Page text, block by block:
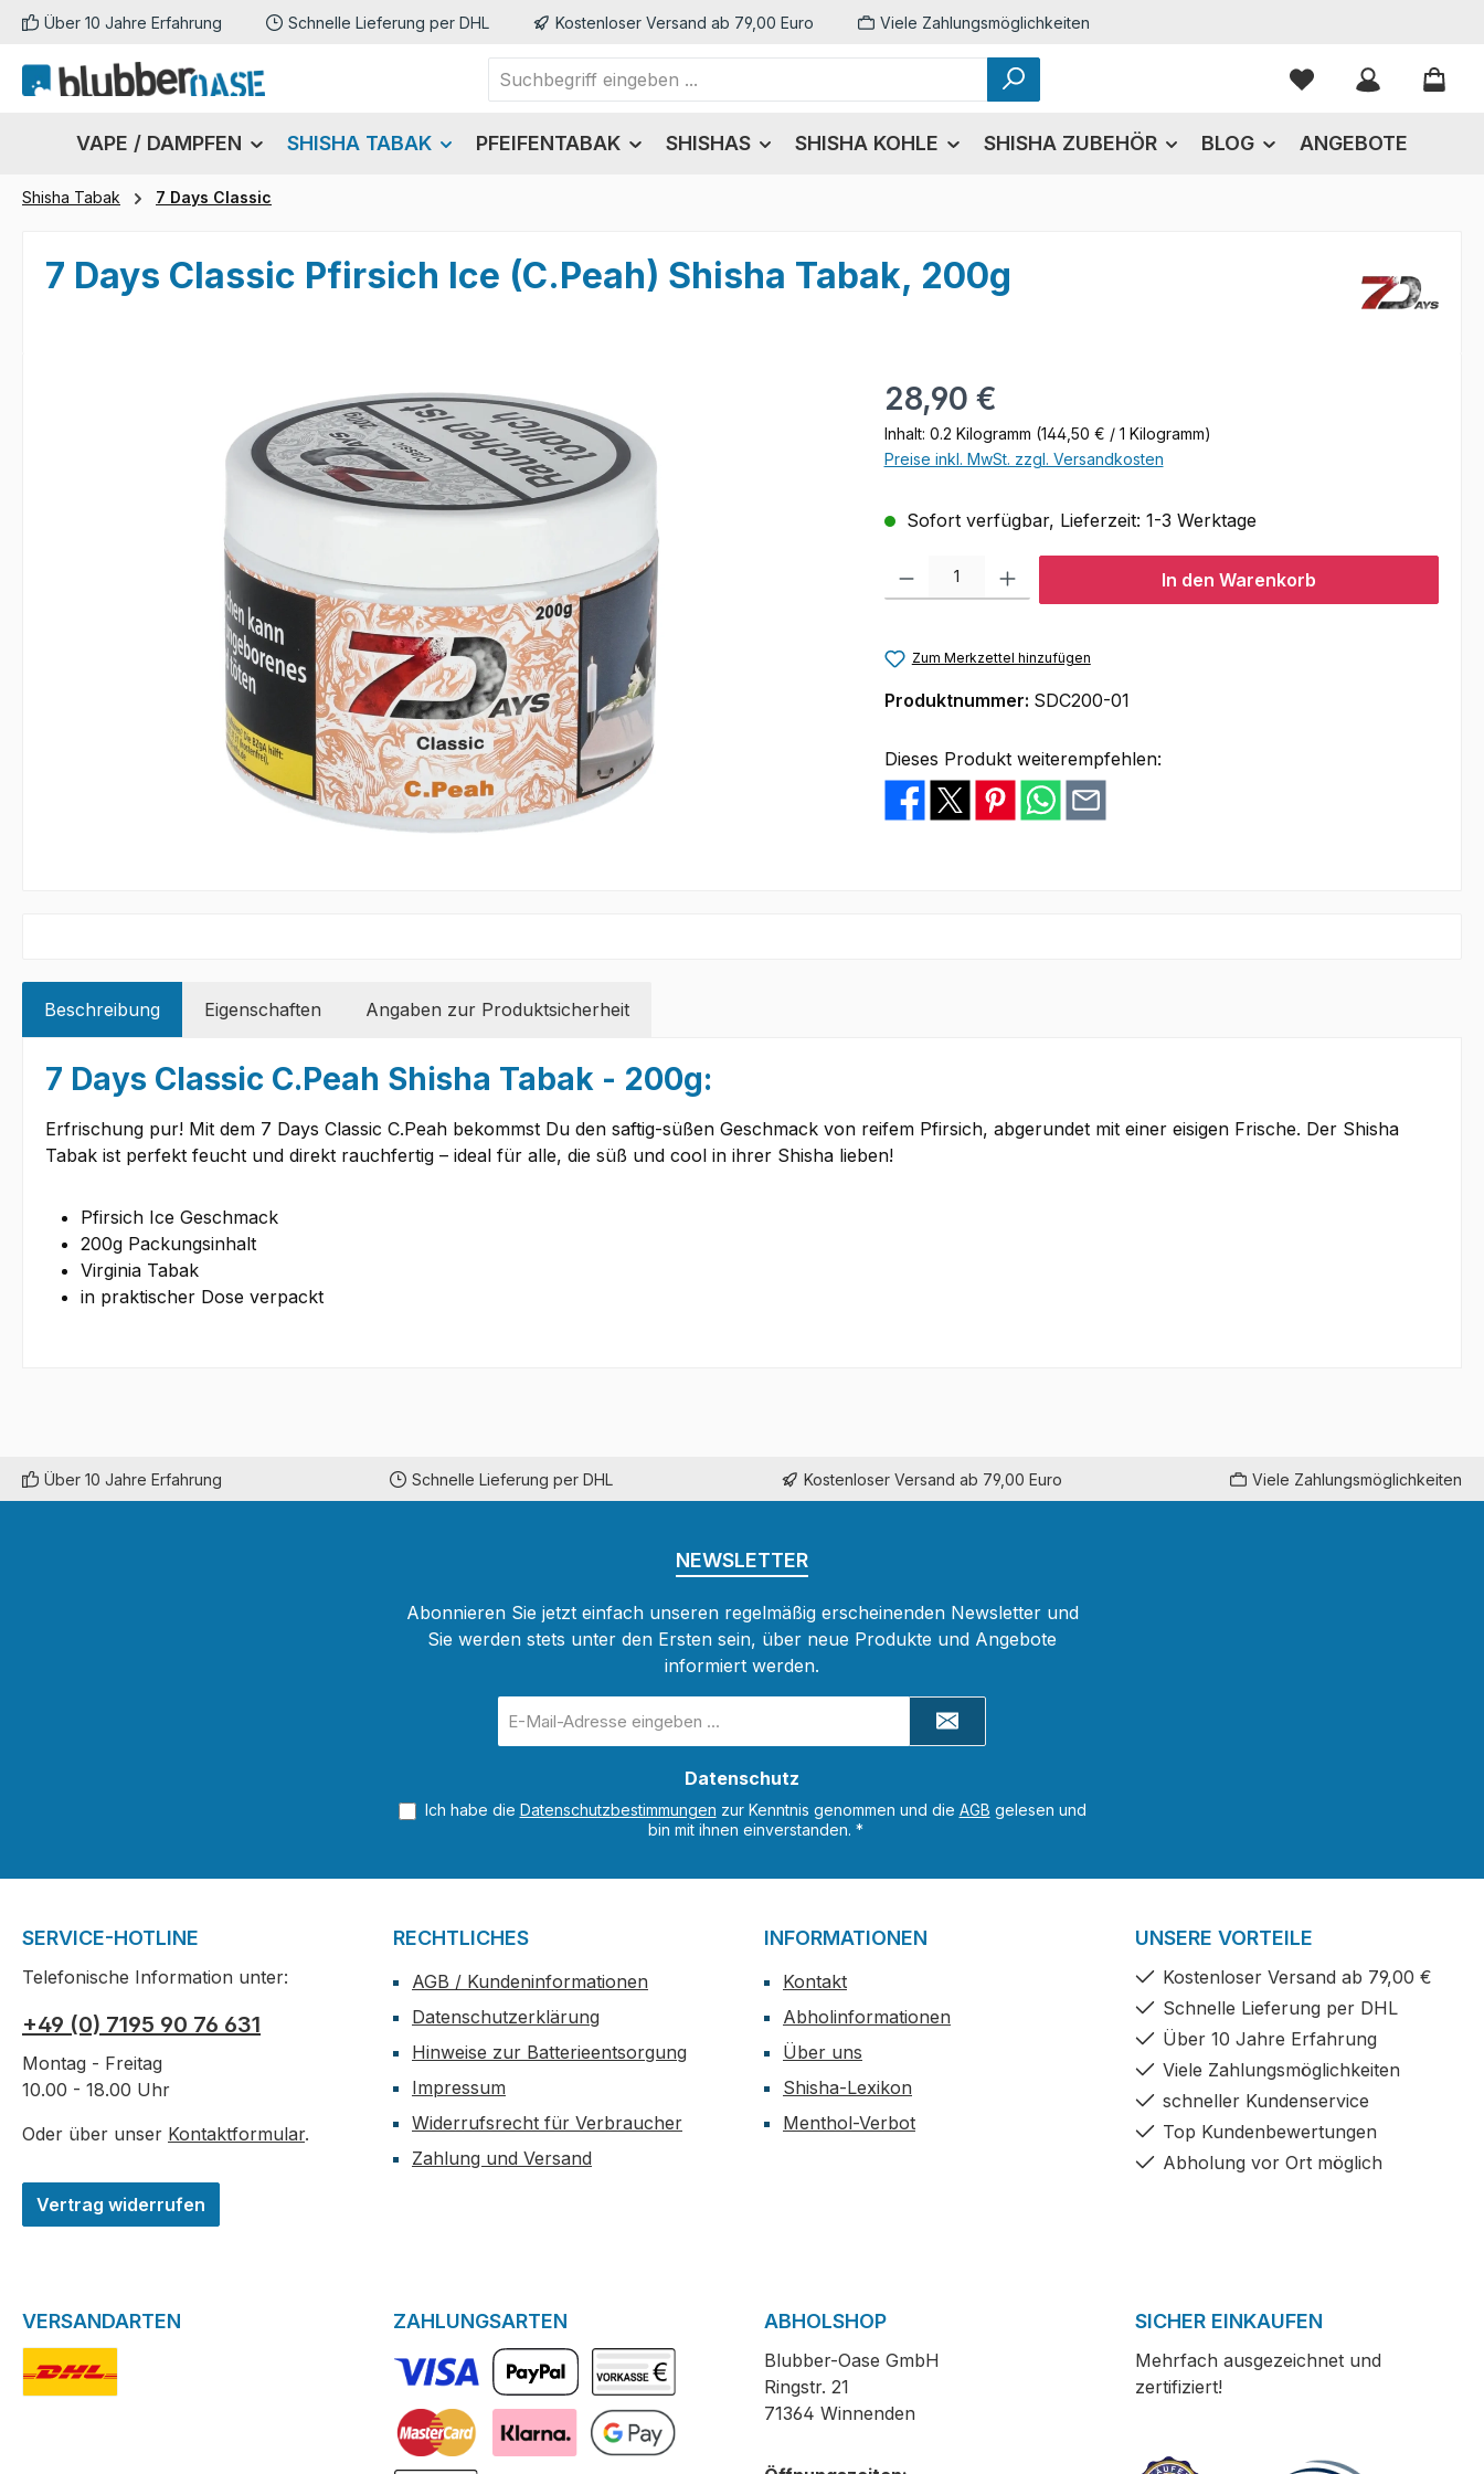
Hauptinhalt springen
Zur Suche springen
Zur Hauptnavigation springen
Über 10 Jahre Erfahrung Schnelle Lieferung per DHL Kostenloser Versand ab 79,00 Euro Viele Zahlungsmöglichkeiten
Du hast 0
VAPE / DAMPFEN SHISHA TABAK PFEIFENTABAK SHISHAS SHISHA KOHLE SHISHA ZUBEHÖR BLOG ANGEBOTE
Shisha Tabak 7 Days Classic
7 Days Classic Pfirsich Ice (C.Peah) Shisha Tabak, 200g
Regulärer Preis:
28,90 €
Inhalt: 0.2 Kilogramm (144,50 € / 1 Kilogramm)
Preise inkl. MwSt. zzgl. Versandkosten
Sofort verfügbar, Lieferzeit: 1-3 Werktage
Produkt Anzahl: Gib den gewünschten Wert ein oder benutze die Schaltflächen
In den Warenkorb
Zum Merkzettel hinzufügen
Produktnummer: SDC200-01
Dieses Produkt weiterempfehlen:
Beschreibung Eigenschaften Angaben zur Produktsicherheit
7 Days Classic C.Peah Shisha Tabak - 200g:
Erfrischung pur! Mit dem 7 Days Classic C.Peah bekommst Du den saftig-süßen Geschmack von reifem Pfirsich, abgerundet mit einer eisigen Frische. Der Shisha
Tabak ist perfekt feucht und direkt rauchfertig – ideal für alle, die süß und cool in ihrer Shisha lieben!
Pfirsich Ice Geschmack
200g Packungsinhalt
Virginia Tabak
in praktischer Dose verpackt
Über 10 Jahre Erfahrung Schnelle Lieferung per DHL Kostenloser Versand ab 79,00 Euro Viele Zahlungsmöglichkeiten
NEWSLETTER
Abonnieren Sie jetzt einfach unseren regelmäßig erscheinenden Newsletter und
Sie werden stets unter den Ersten sein, über neue Produkte und Angebote
informiert werden.
Mail-
Datenschutz
Ich habe die Datenschutzbestimmungen zur Kenntnis genommen und die AGB gelesen und
bin mit ihnen einverstanden. *
SERVICE-HOTLINE
Telefonische Information unter:
+49 (0) 7195 90 76 631
Montag - Freitag
10.00 - 18.00 Uhr
Oder über unser Kontaktformular.
Vertrag widerrufen
RECHTLICHES
AGB / Kundeninformationen
Datenschutzerklärung
Hinweise zur Batterieentsorgung
Impressum
Widerrufsrecht für Verbraucher
Zahlung und Versand
INFORMATIONEN
Kontakt
Abholinformationen
Über uns
Shisha-Lexikon
Menthol-Verbot
UNSERE VORTEILE
Kostenloser Versand ab 79,00 €
Schnelle Lieferung per DHL
Über 10 Jahre Erfahrung
Viele Zahlungsmöglichkeiten
schneller Kundenservice
Top Kundenbewertungen
Abholung vor Ort möglich
VERSANDARTEN ZAHLUNGSARTEN
Vorkasse
PayPal
Kreditkarte
VISA Logo
ABHOLSHOP
Blubber-Oase GmbH
Ringstr. 21
71364 Winnenden
SICHER EINKAUFEN
Mehrfach ausgezeichnet und
zertifiziert!